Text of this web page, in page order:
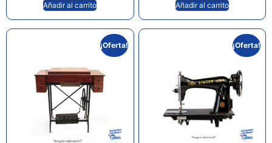
Añadir al carrito Añadir al carrito
¡Oferta! ¡Oferta!